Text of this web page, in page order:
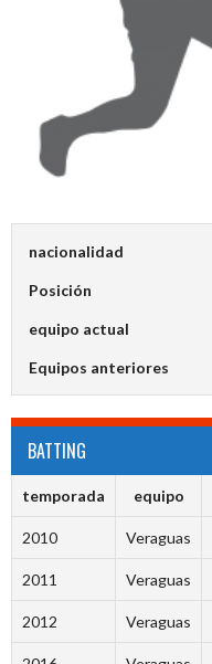
nacionalidad
Posición
equipo actual
Equipos anteriores
BATTING
temporada equipo
2010 Veraguas
2011 Veraguas
2012 Veraguas